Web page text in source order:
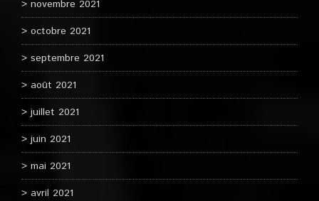
novembre 2021
octobre 2021
septembre 2021
août 2021
juillet 2021
juin 2021
mai 2021
avril 2021